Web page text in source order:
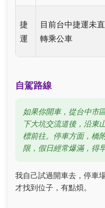
捷
運
目前台中捷運未
轉乘公車
自駕路線
如果你開車，從台中市
下大坑交流道後，沿東
標前往。停車方面，橋
限，假日經常爆滿，得
我自己試過開車去，停車
才找到位子，有點煩。